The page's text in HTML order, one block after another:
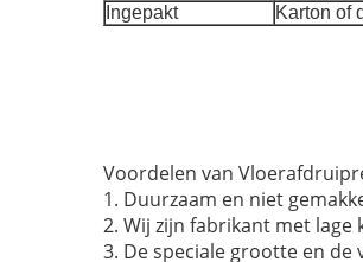
Ingepakt
Karton of
Voordelen van
1. Duurzaam en niet
2. Wij zijn fabrikant met lage
3. De speciale grootte en